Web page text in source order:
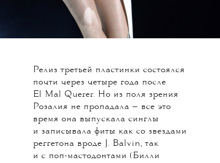
Релиз третьей пластинки состоялся
почти через четыре года после
El Mal Querer. Но из поля зрения
Розалия не пропадала — все это
время она выпускала синглы
и записывала фиты как со звездами
реггетона вроде J. Balvin, так
и с поп-мастодонтами (Билли